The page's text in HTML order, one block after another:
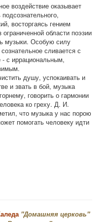
воздействие оказывает
восторгаясь гением
области поэзии
музыки. Особую силу
сливается с
- с иррациональным,
душу, успокаивать и
и звать в бой, музыка
говорить о гармонии
ко греху. Д. И.
что музыка у нас порою
помогать человеку идти
"Домашняя церковь"